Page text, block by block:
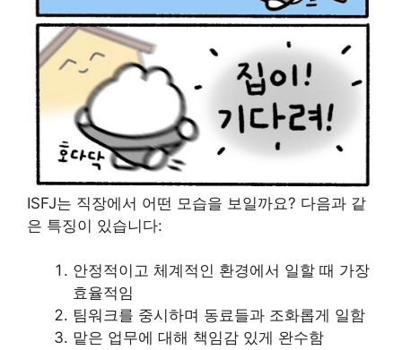
ISFJ는 직장에서 어떤 모습을 보일까요? 다음과 같
은 특징이 있습니다:
안정적이고 체계적인 환경에서 일할 때 가장
효율적임
팀워크를 중시하며 동료들과 조화롭게 일함
맡은 업무에 대해 책임감 있게 완수함